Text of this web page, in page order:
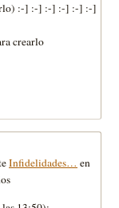
:-] :-] :-] :-] :-] :-]
crearlo
Infidelidades… en